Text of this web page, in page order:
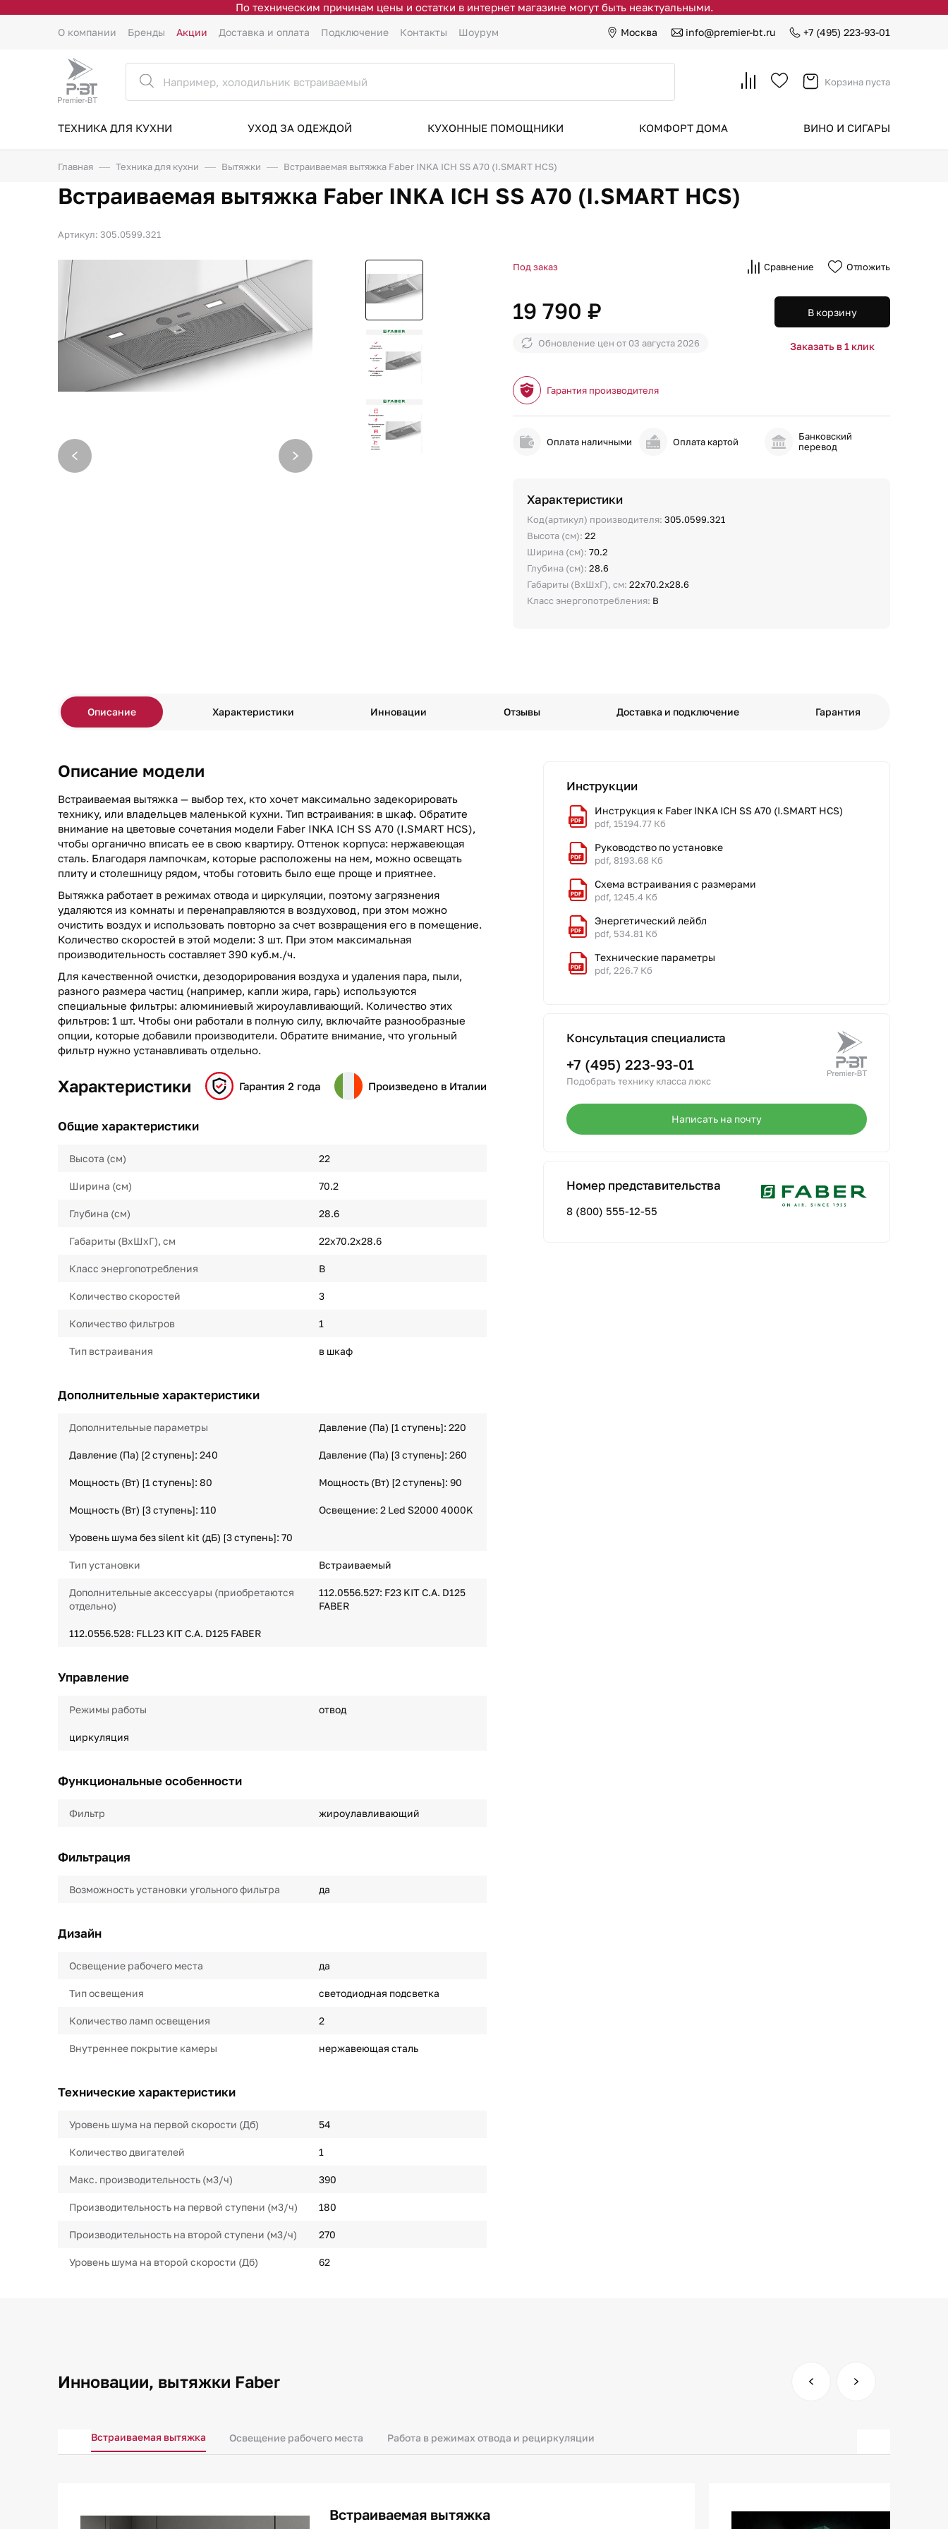
По техническим причинам цены и остатки в интернет магазине могут быть неактуальными.
О компании Бренды Акции Доставка и оплата Подключение Контакты Шоурум Москва info@premier-bt.ru +7 (495) 223-93-01
Корзина пуста
ТЕХНИКА ДЛЯ КУХНИ УХОД ЗА ОДЕЖДОЙ КУХОННЫЕ ПОМОЩНИКИ КОМФОРТ ДОМА ВИНО И СИГАРЫ
Главная Техника для кухни Вытяжки Встраиваемая вытяжка Faber INKA ICH SS A70 (I.SMART HCS)
Встраиваемая вытяжка Faber INKA ICH SS A70 (I.SMART HCS)
Артикул: 305.0599.321
Под заказ Сравнение Отложить
19 790 ₽
Обновление цен от 03 августа 2026
В корзину
Заказать в 1 клик
Гарантия производителя
Оплата наличными Оплата картой
Банковский
перевод
Характеристики
Код(артикул) производителя:305.0599.321
Высота (см):22
Ширина (см):70.2
Глубина (см):28.6
Габариты (ВхШхГ), см:22х70.2х28.6
Класс энергопотребления: B
Описание Характеристики Инновации Отзывы Доставка и подключение Гарантия
Описание модели
Встраиваемая вытяжка — выбор тех, кто хочет максимально задекорировать
технику, или владельцев маленькой кухни. Тип встраивания: в шкаф. Обратите
внимание на цветовые сочетания модели Faber INKA ICH SS A70 (I.SMART HCS),
чтобы органично вписать ее в свою квартиру. Оттенок корпуса: нержавеющая
сталь. Благодаря лампочкам, которые расположены на нем, можно освещать
плиту и столешницу рядом, чтобы готовить было еще проще и приятнее.
Вытяжка работает в режимах отвода и циркуляции, поэтому загрязнения
удаляются из комнаты и перенаправляются в воздуховод, при этом можно
очистить воздух и использовать повторно за счет возвращения его в помещение.
Количество скоростей в этой модели: 3 шт. При этом максимальная
производительность составляет 390 куб.м./ч.
Для качественной очистки, дезодорирования воздуха и удаления пара, пыли,
разного размера частиц (например, капли жира, гарь) используются
специальные фильтры: алюминиевый жироулавливающий. Количество этих
фильтров: 1 шт. Чтобы они работали в полную силу, включайте разнообразные
опции, которые добавили производители. Обратите внимание, что угольный
фильтр нужно устанавливать отдельно.
Характеристики Гарантия 2 года Произведено в Италии
Общие характеристики
Высота (см) 22
Ширина (см) 70.2
Глубина (см) 28.6
Габариты (ВхШхГ), см 22х70.2х28.6
Класс энергопотребления B
Количество скоростей 3
Количество фильтров 1
Тип встраивания в шкаф
Дополнительные характеристики
Дополнительные параметры Давление (Па) [1 ступень]: 220
Давление (Па) [2 ступень]: 240 Давление (Па) [3 ступень]: 260
Мощность (Вт) [1 ступень]: 80 Мощность (Вт) [2 ступень]: 90
Мощность (Вт) [3 ступень]: 110 Освещение: 2 Led S2000 4000K
Уровень шума без silent kit (дБ) [3 ступень]: 70
Тип установки Встраиваемый
Дополнительные аксессуары (приобретаются
отдельно)
112.0556.527: F23 KIT C.A. D125
FABER
112.0556.528: FLL23 KIT C.A. D125 FABER
Управление
Режимы работы отвод
циркуляция
Функциональные особенности
Фильтр жироулавливающий
Фильтрация
Возможность установки угольного фильтра да
Дизайн
Освещение рабочего места да
Тип освещения светодиодная подсветка
Количество ламп освещения 2
Внутреннее покрытие камеры нержавеющая сталь
Технические характеристики
Уровень шума на первой скорости (Дб) 54
Количество двигателей 1
Макс. производительность (м3/ч) 390
Производительность на первой ступени (м3/ч) 180
Производительность на второй ступени (м3/ч) 270
Уровень шума на второй скорости (Дб) 62
Инструкции
Инструкция к Faber INKA ICH SS A70 (I.SMART HCS)
pdf, 15194.77 Кб
Руководство по установке
pdf, 8193.68 Кб
Схема встраивания с размерами
pdf, 1245.4 Кб
Энергетический лейбл
pdf, 534.81 Кб
Технические параметры
pdf, 226.7 Кб
Консультация специалиста
+7 (495) 223-93-01
Подобрать технику класса люкс
Написать на почту
Номер представительства
8 (800) 555-12-55
Инновации, вытяжки Faber
Встраиваемая вытяжка Освещение рабочего места Работа в режимах отвода и рециркуляции
Встраиваемая вытяжка